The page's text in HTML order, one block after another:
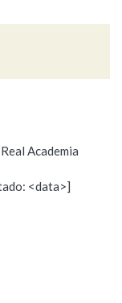
Academia
<data>]